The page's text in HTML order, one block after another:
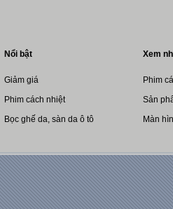
Nổi bật
Giảm giá
Phim cách nhiệt
Bọc ghế da, sàn da ô tô
Xem
Phim
Sản
Màn